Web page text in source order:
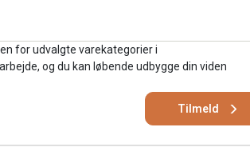
for udvalgte varekategorier i
og du kan løbende udbygge din viden
Tilmeld